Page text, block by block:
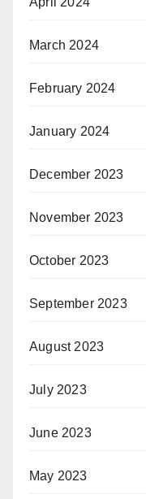
March 2024
February 2024
January 2024
December 2023
November 2023
October 2023
September 2023
August 2023
July 2023
June 2023
May 2023